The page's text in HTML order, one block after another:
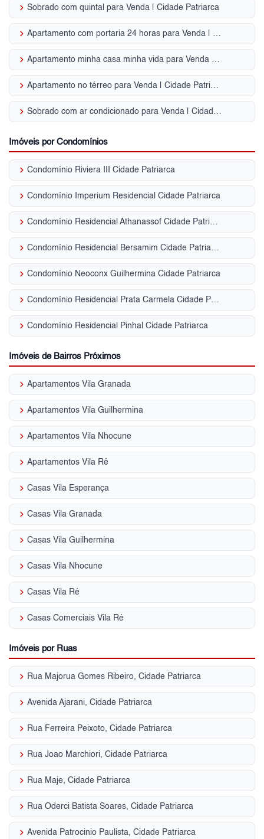
keyboard_arrow_right Sobrado com quintal para Venda | Cidade Patriarca
keyboard_arrow_right Apartamento com portaria 24 horas para Venda | Cidade Patriarca
keyboard_arrow_right Apartamento minha casa minha vida para Venda | Cidade Patriarca
keyboard_arrow_right Apartamento no térreo para Venda | Cidade Patriarca
keyboard_arrow_right Sobrado com ar condicionado para Venda | Cidade Patriarca
Imóveis por Condomínios
keyboard_arrow_right Condomínio Riviera III Cidade Patriarca
keyboard_arrow_right Condomínio Imperium Residencial Cidade Patriarca
keyboard_arrow_right Condomínio Residencial Athanassof Cidade Patriarca
keyboard_arrow_right Condomínio Residencial Bersamim Cidade Patriarca
keyboard_arrow_right Condomínio Neoconx Guilhermina Cidade Patriarca
keyboard_arrow_right Condomínio Residencial Prata Carmela Cidade Patriarca
keyboard_arrow_right Condomínio Residencial Pinhal Cidade Patriarca
Imóveis de Bairros Próximos
keyboard_arrow_right Apartamentos Vila Granada
keyboard_arrow_right Apartamentos Vila Guilhermina
keyboard_arrow_right Apartamentos Vila Nhocune
keyboard_arrow_right Apartamentos Vila Ré
keyboard_arrow_right Casas Vila Esperança
keyboard_arrow_right Casas Vila Granada
keyboard_arrow_right Casas Vila Guilhermina
keyboard_arrow_right Casas Vila Nhocune
keyboard_arrow_right Casas Vila Ré
keyboard_arrow_right Casas Comerciais Vila Ré
Imóveis por Ruas
keyboard_arrow_right Rua Majorua Gomes Ribeiro, Cidade Patriarca
keyboard_arrow_right Avenida Ajarani, Cidade Patriarca
keyboard_arrow_right Rua Ferreira Peixoto, Cidade Patriarca
keyboard_arrow_right Rua Joao Marchiori, Cidade Patriarca
keyboard_arrow_right Rua Maje, Cidade Patriarca
keyboard_arrow_right Rua Oderci Batista Soares, Cidade Patriarca
keyboard_arrow_right Avenida Patrocinio Paulista, Cidade Patriarca